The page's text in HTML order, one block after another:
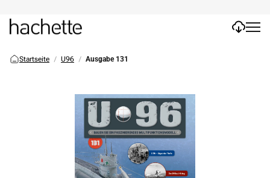
Startseite U96 Ausgabe 131